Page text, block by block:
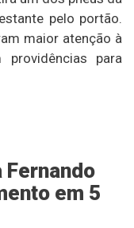
pelo portão.
maior atenção à
para
Fernando
em 5